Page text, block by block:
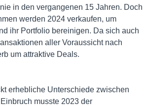
in den vergangenen 15 Jahren. Doch
werden 2024 verkaufen, um
ihr Portfolio bereinigen. Da sich auch
aller Voraussicht nach
um attraktive Deals.
erhebliche Unterschiede zwischen
musste 2023 der